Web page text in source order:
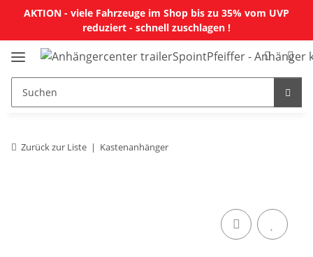
AKTION - viele Fahrzeuge im Shop bis zu 35% vom UVP
reduziert - schnell zuschlagen !
Zurück zur Liste Kastenanhänger